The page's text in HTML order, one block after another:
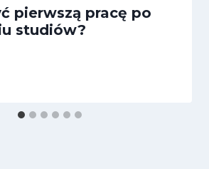
pierwszą pracę po
studiów?